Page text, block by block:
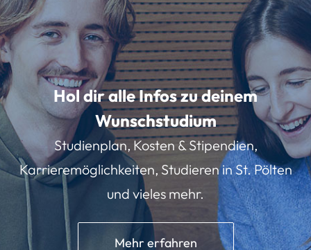
Hol dir alle Infos zu deinem
Wunschstudium
Studienplan, Kosten & Stipendien,
Karrieremöglichkeiten, Studieren in St. Pölten
und vieles mehr.
Mehr erfahren